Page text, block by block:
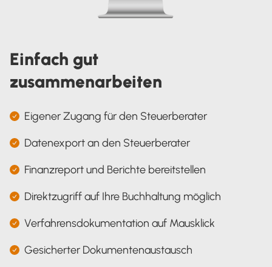
Einfach gut
zusammenarbeiten
Eigener Zugang für den Steuerberater
Datenexport an den Steuerberater
Finanzreport und Berichte bereitstellen
Direktzugriff auf Ihre Buchhaltung möglich
Verfahrensdokumentation auf Mausklick
Gesicherter Dokumentenaustausch